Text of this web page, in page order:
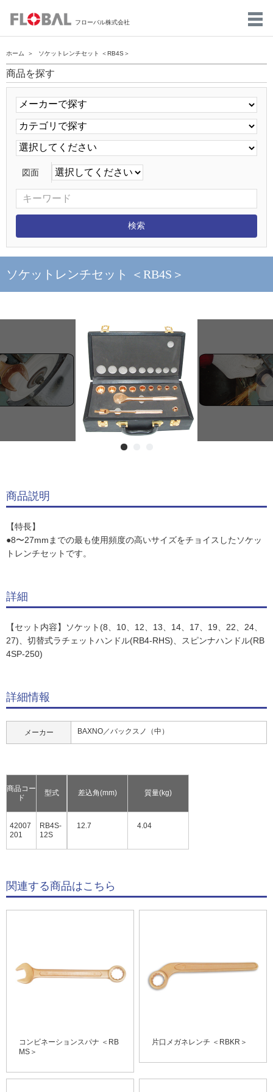
フローバル株式会社
ホーム ソケットレンチセット ＜RB4S＞
商品を探す
図面
ソケットレンチセット ＜RB4S＞
商品説明
【特長】
●8〜27mmまでの最も使用頻度の高いサイズをチョイスしたソケッ
トレンチセットです。
詳細
【セット内容】ソケット(8、10、12、13、14、17、19、22、24、
27)、切替式ラチェットハンドル(RB4-RHS)、スピンナハンドル(RB
4SP-250)
詳細情報
メーカー BAXNO／バックスノ（中）
商品コー
ド
型式
42007
201
RB4S-
12S
差込角(mm) 質量(kg)
12.7 4.04
関連する商品はこちら
コンビネーションスパナ ＜RB
MS＞
片口メガネレンチ ＜RBKR＞